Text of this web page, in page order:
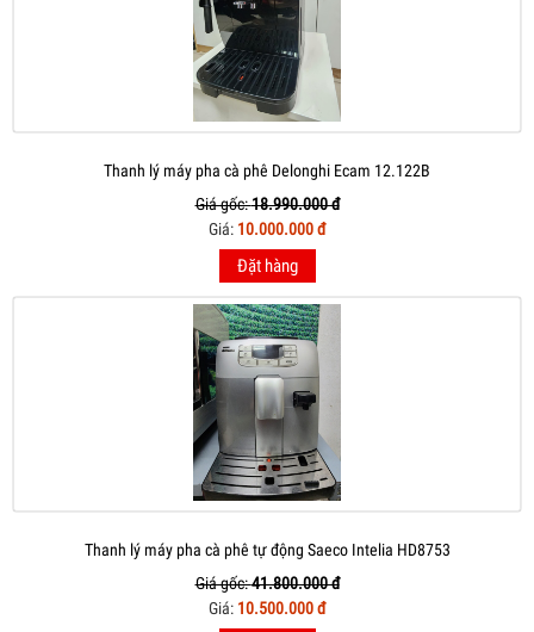
Thanh lý máy pha cà phê Delonghi Ecam 12.122B
Giá gốc:18.990.000 đ
Giá: 10.000.000 đ
Đặt hàng
Thanh lý máy pha cà phê tự động Saeco Intelia HD8753
Giá gốc:41.800.000 đ
Giá: 10.500.000 đ